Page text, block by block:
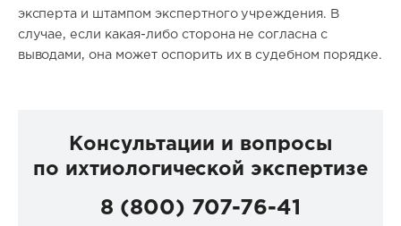
эксперта и штампом экспертного учреждения. В
случае, если какая-либо сторона не согласна с
выводами, она может оспорить их в судебном порядке.
Консультации и вопросы
по ихтиологической экспертизе
8 (800) 707-76-41